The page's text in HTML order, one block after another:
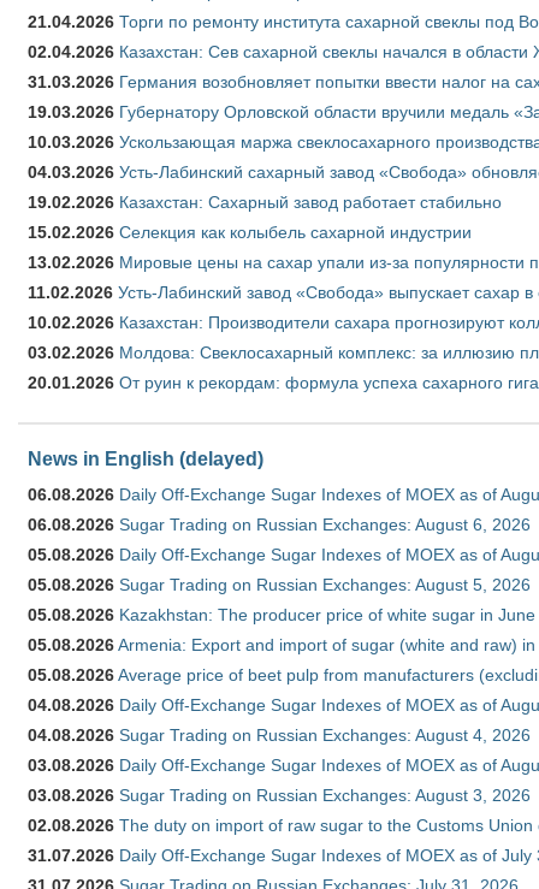
21.04.2026 Торги по ремонту института сахарной свеклы под
02.04.2026 Казахстан: Сев сахарной свеклы начался в области
31.03.2026 Германия возобновляет попытки ввести налог на
19.03.2026 Губернатору Орловской области вручили медаль
10.03.2026 Ускользающая маржа свеклосахарного
04.03.2026 Усть-Лабинский сахарный завод «Свобода»
19.02.2026 Казахстан: Сахарный завод работает стабильно
15.02.2026 Селекция как колыбель сахарной индустрии
13.02.2026 Мировые цены на сахар упали из-за популярности
11.02.2026 Усть-Лабинский завод «Свобода» выпускает сахар в
10.02.2026 Казахстан: Производители сахара прогнозируют
03.02.2026 Молдова: Свеклосахарный комплекс: за иллюзию
20.01.2026 От руин к рекордам: формула успеха сахарного
News in English (delayed)
06.08.2026 Daily Off-Exchange Sugar Indexes of MOEX as of
06.08.2026 Sugar Trading on Russian Exchanges: August 6, 2026
05.08.2026 Daily Off-Exchange Sugar Indexes of MOEX as of
05.08.2026 Sugar Trading on Russian Exchanges: August 5, 2026
05.08.2026 Kazakhstan: The producer price of white sugar in
05.08.2026Armenia: Export and import of sugar (white and raw)
05.08.2026Average price of beet pulp from manufacturers
04.08.2026 Daily Off-Exchange Sugar Indexes of MOEX as of
04.08.2026 Sugar Trading on Russian Exchanges: August 4, 2026
03.08.2026 Daily Off-Exchange Sugar Indexes of MOEX as of
03.08.2026 Sugar Trading on Russian Exchanges: August 3, 2026
02.08.2026 The duty on import of raw sugar to the Customs
31.07.2026 Daily Off-Exchange Sugar Indexes of MOEX as of July